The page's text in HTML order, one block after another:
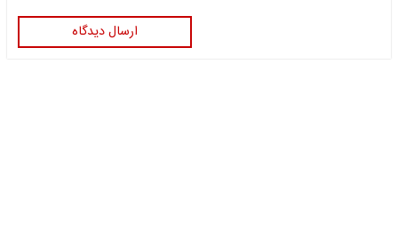
ارسال دیدگاه